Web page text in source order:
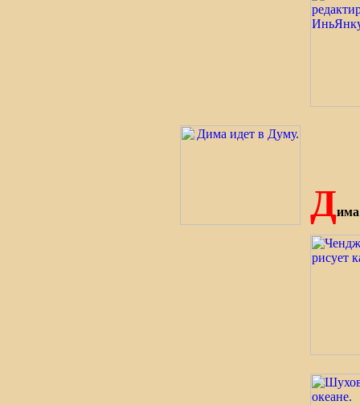
Дима